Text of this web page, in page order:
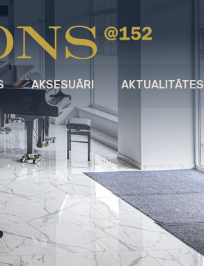
AKSESUĀRI AKTUALITĀTES